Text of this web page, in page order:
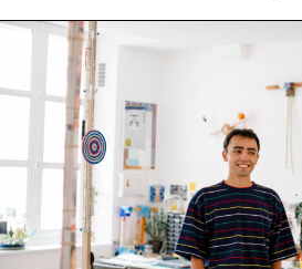
PROGRAMMATION
MAGAZINE
ESPACES DE PRATIQUE
Recherche